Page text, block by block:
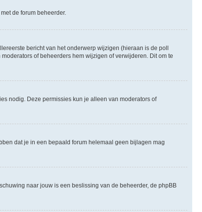
de forum beheerder.
bericht van het onderwerp wijzigen (hieraan is de poll
of beheerders hem wijzigen of verwijderen. Dit om te
nodig. Deze permissies kun je alleen van moderators of
dat je in een bepaald forum helemaal geen bijlagen mag
naar jouw is een beslissing van de beheerder, de phpBB